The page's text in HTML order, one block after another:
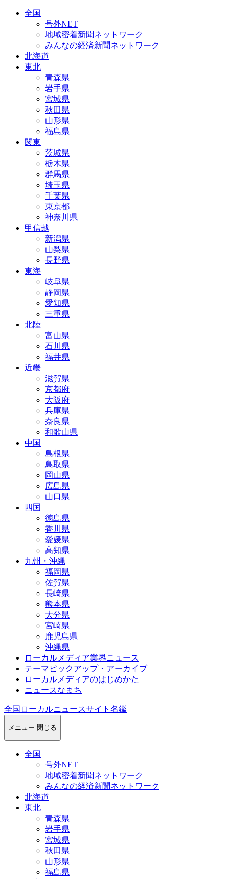
全国
号外NET
地域密着新聞ネットワーク
みんなの経済新聞ネットワーク
北海道
東北
青森県
岩手県
宮城県
秋田県
山形県
福島県
関東
茨城県
栃木県
群馬県
埼玉県
千葉県
東京都
神奈川県
甲信越
新潟県
山梨県
長野県
東海
岐阜県
静岡県
愛知県
三重県
北陸
富山県
石川県
福井県
近畿
滋賀県
京都府
大阪府
兵庫県
奈良県
和歌山県
中国
島根県
鳥取県
岡山県
広島県
山口県
四国
徳島県
香川県
愛媛県
高知県
九州・沖縄
福岡県
佐賀県
長崎県
熊本県
大分県
宮崎県
鹿児島県
沖縄県
ローカルメディア業界ニュース
テーマピックアップ・アーカイブ
ローカルメディアのはじめかた
ニュースなまち
全国ローカルニュースサイト名鑑
メニュー 閉じる
全国
号外NET
地域密着新聞ネットワーク
みんなの経済新聞ネットワーク
北海道
東北
青森県
岩手県
宮城県
秋田県
山形県
福島県